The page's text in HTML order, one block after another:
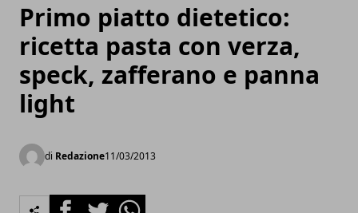
Primo piatto dietetico:
ricetta pasta con verza,
speck, zafferano e panna
light
di Redazione11/03/2013
FacebookTwitterWhatsapp